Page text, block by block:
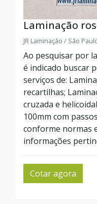
Laminação
JR Laminação / São
Ao pesquisar por
é indicado buscar
serviços de:
recartilhas;
cruzada e
100mm com
conforme normas
informações
Cotar agora